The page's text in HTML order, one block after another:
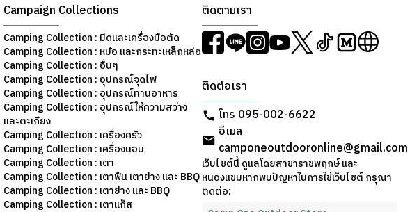
Campaign Collections
Camping Collection : มีดและเครื่องมือตัด
Camping Collection : หม้อ และกระทะเหล็กหล่อ
Camping Collection : อื่นๆ
Camping Collection : อุปกรณ์จุดไฟ
Camping Collection : อุปกรณ์ทานอาหาร
Camping Collection : อุปกรณ์ให้ความสว่าง
และตะเกียง
Camping Collection : เครื่องครัว
Camping Collection : เครื่องนอน
Camping Collection : เตา
Camping Collection : เตาฟืน เตาย่าง และ BBQ
Camping Collection : เตาย่าง และ BBQ
Camping Collection : เตาแก็ส
ติดตามเรา
ติดต่อเรา
โทร 095-002-6622
อีเมล
camponeoutdooronline@gmail.com
เว็บไซต์นี้ ดูแลโดยสาขาราชพฤกษ์ และ
หนองแขมหากพบปัญหาในการใช้เว็บไซต์ กรุณา
ติดต่อ: